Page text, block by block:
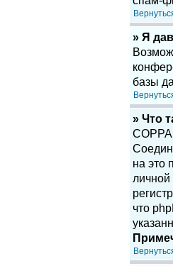
» Я
базы
» Что
на это
что